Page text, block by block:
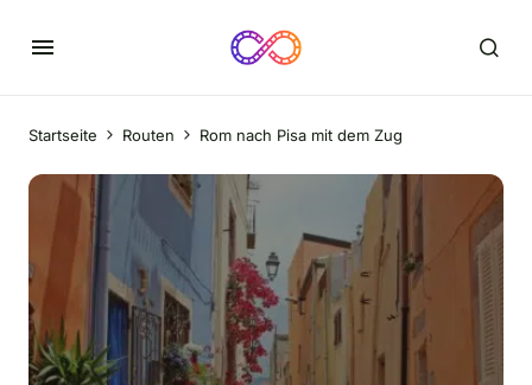
Startseite Routen Rom nach Pisa mit dem Zug